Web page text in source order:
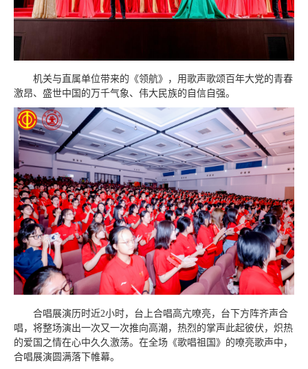
机关与直属单位带来的《领航》，用歌声歌颂百年大党的青春
激昂、盛世中国的万千气象、伟大民族的自信自强。
合唱展演历时近2小时，台上合唱高亢嘹亮，台下方阵齐声合
唱，将整场演出一次又一次推向高潮，热烈的掌声此起彼伏，炽热
的爱国之情在心中久久激荡。在全场《歌唱祖国》的嘹亮歌声中，
合唱展演圆满落下帷幕。